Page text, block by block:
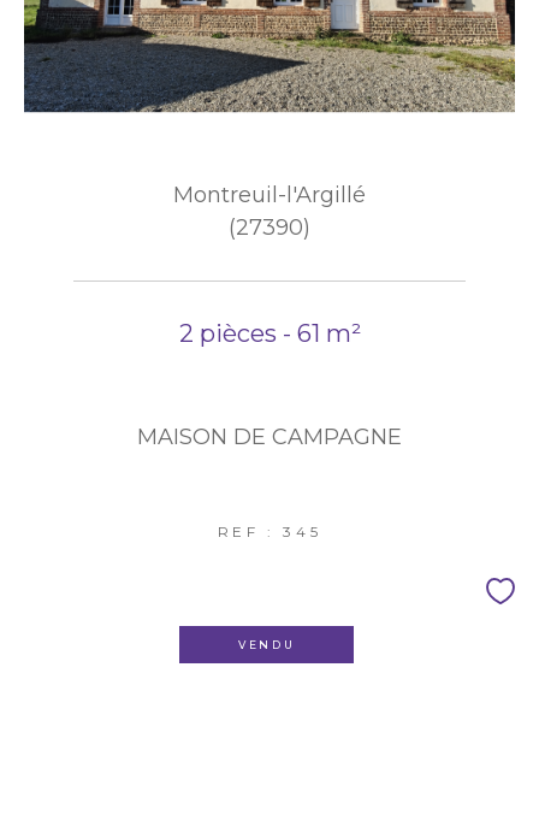
Montreuil-l'Argillé
(27390)
2 pièces - 61 m²
MAISON DE CAMPAGNE
REF : 345
VENDU